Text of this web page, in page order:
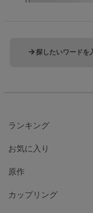
ランキング
お気に入り
原作
カップリング